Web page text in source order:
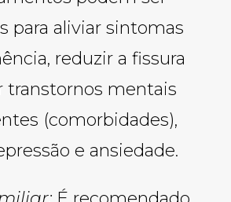
para aliviar sintomas
reduzir a fissura
transtornos mentais
(comorbidades),
e ansiedade.